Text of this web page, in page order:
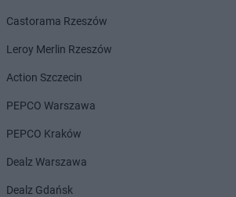
Castorama Rzeszów
Leroy Merlin Rzeszów
Action Szczecin
PEPCO Warszawa
PEPCO Kraków
Dealz Warszawa
Dealz Gdańsk